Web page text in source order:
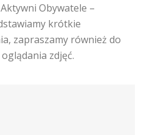
Obywatele –
krótkie
zapraszamy również do
zdjęć.